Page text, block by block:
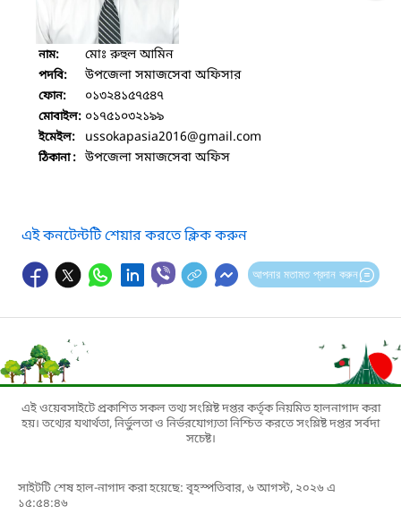
নাম: মোঃ রুহুল আমিন
পদবি: উপজেলা সমাজসেবা অফিসার
ফোন: ০১৩২৪১৫৭৫৪৭
মোবাইল: ০১৭৫১০৩২১৯৯
ইমেইল: ussokapasia2016@gmail.com
ঠিকানা : উপজেলা সমাজসেবা অফিস
এই কনটেন্টটি শেয়ার করতে ক্লিক করুন
আপনার মতামত প্রদান করুন
এই ওয়েবসাইটে প্রকাশিত সকল তথ্য সংশ্লিষ্ট দপ্তর কর্তৃক নিয়মিত হালনাগাদ করা
হয়। তথ্যের যথার্থতা, নির্ভুলতা ও নির্ভরযোগ্যতা নিশ্চিত করতে সংশ্লিষ্ট দপ্তর সর্বদা
সচেষ্ট।
সাইটটি শেষ হাল-নাগাদ করা হয়েছে: বৃহস্পতিবার, ৬ আগস্ট, ২০২৬ এ
১৫:৫৪:৪৬